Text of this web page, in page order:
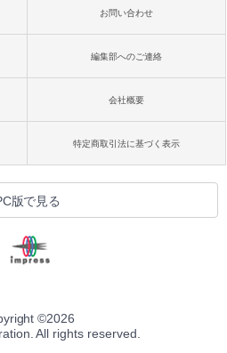
お問い合わせ
編集部へのご連絡
会社概要
特定商取引法に基づく表示
版で見る
©2026
All rights reserved.